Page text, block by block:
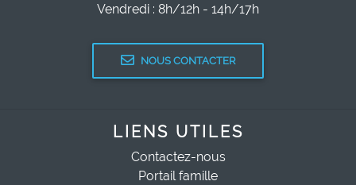
Vendredi : 8h/12h - 14h/17h
NOUS CONTACTER
LIENS UTILES
Contactez-nous
Portail famille